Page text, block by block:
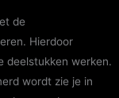
de
Hierdoor
deelstukken werken.
wordt zie je in